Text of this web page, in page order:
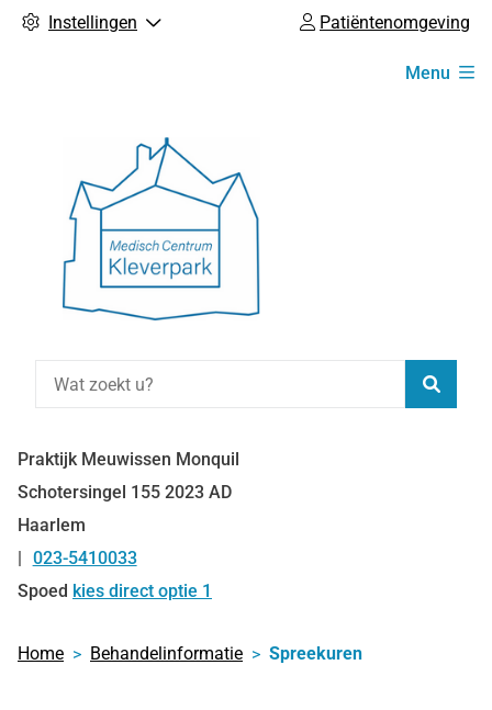
Instellingen Patiëntenomgeving
Menu
Praktijk Meuwissen Monquil
Schotersingel 155 2023 AD
Haarlem
Tel:
023-5410033
Spoed kies direct optie 1
Home Behandelinformatie Spreekuren